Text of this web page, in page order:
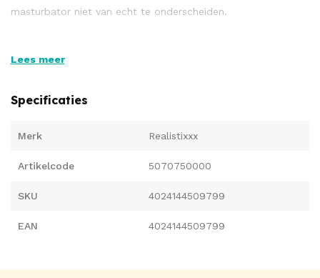
masturbator niet van echt te onderscheiden.
Insteekdiepte ca. 11 cm. Gewicht: ca. 12 - 15 kg.
Lees meer
Specificaties
Merk Realistixxx
Artikelcode 5070750000
SKU 4024144509799
EAN 4024144509799